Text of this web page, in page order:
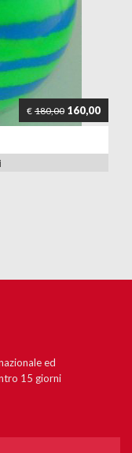
€ 180,00 160,00
ed
15 giorni